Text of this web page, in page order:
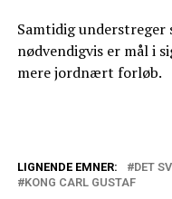
Samtidig understreger
nødvendigvis er mål i
mere jordnært forløb.
Dronning
LIGNENDE EMNER:
DET
KONG CARL GUSTAF